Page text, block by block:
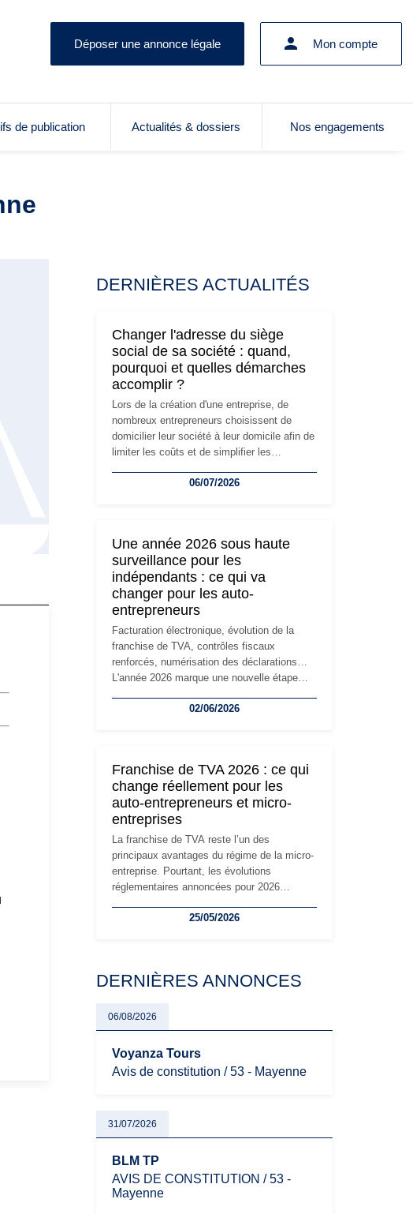
Déposer une annonce légale Mon compte
de publication Actualités & dossiers Nos engagements
DERNIÈRES ACTUALITÉS
Changer l'adresse du siège
social de sa société : quand,
pourquoi et quelles démarches
accomplir ?
Lors de la création d'une entreprise, de
nombreux entrepreneurs choisissent de
domicilier leur société à leur domicile afin de
limiter les coûts et de simplifier les
l'activité, cette solution peut rapidement
siège social répond souvent à une nouvelle
étape de la vie de l'entreprise et implique
plusieurs formalités obligatoires.
06/07/2026
Une année 2026 sous haute
surveillance pour les
indépendants : ce qui va
changer pour les auto-
entrepreneurs
Facturation électronique, évolution de la
franchise de TVA, contrôles fiscaux
renforcés, numérisation des déclarations…
L'année 2026 marque une nouvelle étape
travailleurs indépendants. Si le régime de la
réglementaire plus exigeant. Décryptage des
principaux changements et des précautions
à prendre pour éviter les mauvaises
surprises.
02/06/2026
Franchise de TVA 2026 : ce qui
change réellement pour les
auto-entrepreneurs et micro-
entreprises
La franchise de TVA reste l’un des
principaux avantages du régime de la micro-
entreprise. Pourtant, les évolutions
réglementaires annoncées pour 2026
les auto-entrepreneurs, artisans et
évoluent dans un contexte de contrôle
oblige les indépendants à rester
particulièrement vigilants.
25/05/2026
DERNIÈRES ANNONCES
06/08/2026
Voyanza Tours
Avis de constitution / 53 - Mayenne
31/07/2026
BLM TP
AVIS DE CONSTITUTION / 53 -
Mayenne